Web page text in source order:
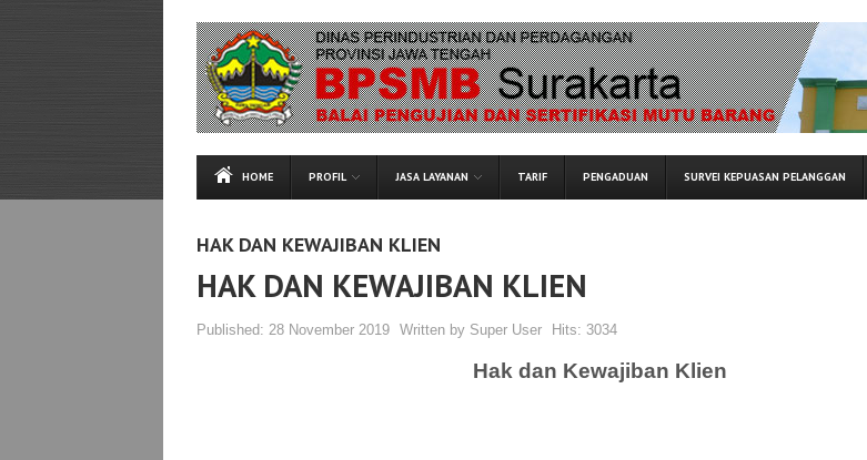
HOME PROFIL JASA LAYANAN TARIF PENGADUAN SURVEI KEPUASAN PELANGGAN
HAK DAN KEWAJIBAN KLIEN
HAK DAN KEWAJIBAN KLIEN
Published: 28 November 2019 Written by Super User Hits: 3034
Hak dan Kewajiban Klien